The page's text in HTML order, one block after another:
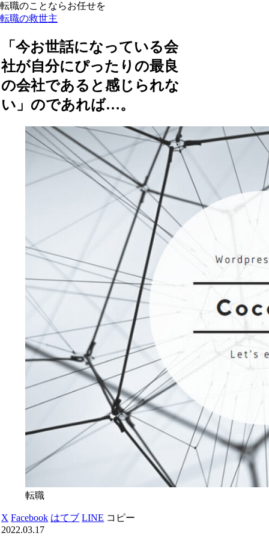
転職のことならお任せを
転職の救世主
「今お世話になっている会
社が自分にぴったりの最良
の会社であると感じられな
い」のであれば…。
転職
X Facebook はてブ LINE コピー
2022.03.17